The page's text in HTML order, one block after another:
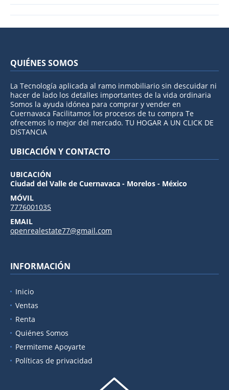
QUIÉNES SOMOS
La Tecnología aplicada al ramo inmobiliario sin descuidar ni
hacer de lado los detalles importantes de la vida ordinaria
Somos la ayuda idónea para comprar y vender en
Cuernavaca Facilitamos los procesos de tu compra Te
ofrecemos lo mejor del mercado. TU HOGAR A UN CLICK DE
DISTANCIA
UBICACIÓN Y CONTACTO
UBICACIÓN
Ciudad del Valle de Cuernavaca - Morelos - México
MÓVIL
7776001035
EMAIL
openrealestate77@gmail.com
INFORMACIÓN
Inicio
Ventas
Renta
Quiénes Somos
Permiteme Apoyarte
Políticas de privacidad